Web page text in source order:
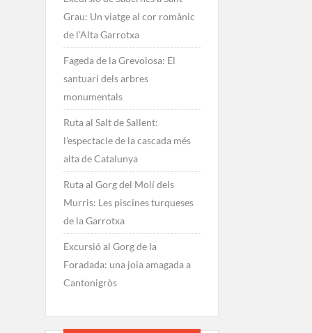
Grau: Un viatge al cor romànic
de l’Alta Garrotxa
Fageda de la Grevolosa: El
santuari dels arbres
monumentals
Ruta al Salt de Sallent:
l’espectacle de la cascada més
alta de Catalunya
Ruta al Gorg del Molí dels
Murris: Les piscines turqueses
de la Garrotxa
Excursió al Gorg de la
Foradada: una joia amagada a
Cantonigròs